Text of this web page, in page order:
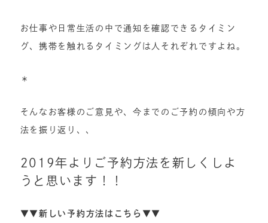
お仕事や日常生活の中で通知を確認できるタイミン
グ、携帯を触れるタイミングは人それぞれですよね。
＊
そんなお客様のご意見や、今までのご予約の傾向や方
法を振り返り、、
2019年よりご予約方法を新しくしよ
うと思います！！
▼▼ 新しい予約方法はこちら ▼▼